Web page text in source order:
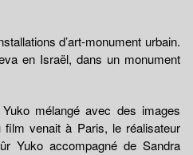
d’art-monument urbain.
en Israël, dans un monument
mélangé avec des images
film venait à Paris, le réalisateur
Yuko accompagné de Sandra